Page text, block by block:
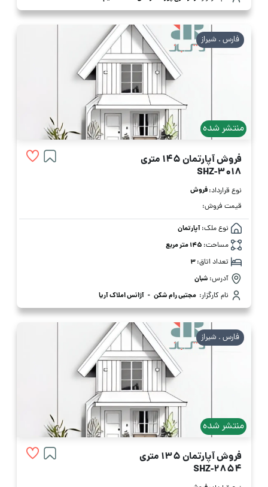
منتشر شده
فارس . شیراز
فروش آپارتمان 145 متری
SHZ-3018
نوع قرارداد:فروش
قیمت فروش:
نوع ملک:آپارتمان
مساحت: 145 متر مربع
تعداد اتاق:3
آدرس: شبان
نام کارگزار: مجتبی رام شکن - آژانس املاک آریا
منتشر شده
فارس . شیراز
فروش آپارتمان 135 متری
SHZ-2854